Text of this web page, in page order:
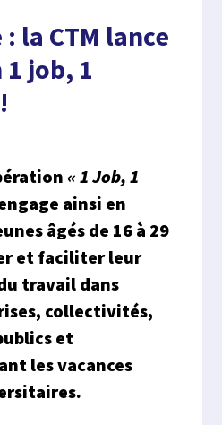
la CTM lance
job, 1
« 1 Job, 1
ainsi en
âgés de 16 à 29
et faciliter leur
travail dans
collectivités,
et
les vacances